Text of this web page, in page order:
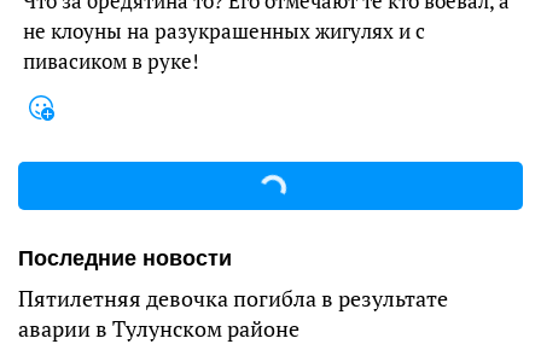
не клоуны на разукрашенных жигулях и с
пивасиком в руке!
Последние новости
Пятилетняя девочка погибла в результате
аварии в Тулунском районе